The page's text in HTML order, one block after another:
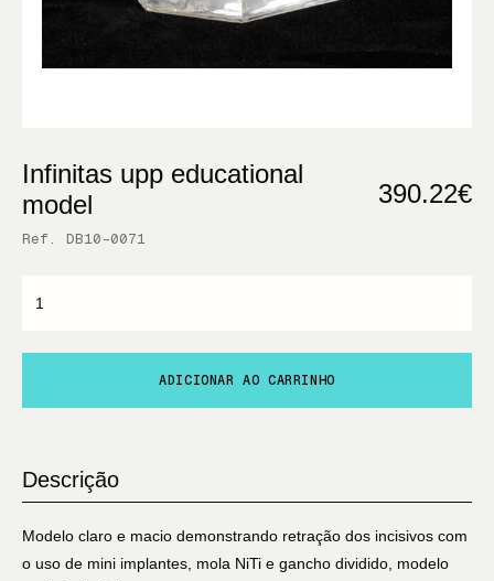
Infinitas upp educational
model
390.22€
Ref. DB10-0071
ADICIONAR AO CARRINHO
Descrição
Modelo claro e macio demonstrando retração dos incisivos com
o uso de mini implantes, mola NiTi e gancho dividido, modelo